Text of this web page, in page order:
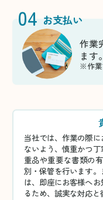
04 お支払い
作業
ます。
※作業
当社では、作業の際
ないよう、慎重かつ
重品や重要な書類の
別・保管を行います
は、即座にお客様へ
るため、誠実な対応と